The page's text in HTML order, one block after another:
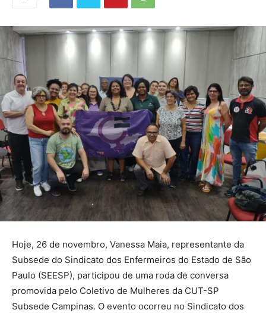
Hoje, 26 de novembro, Vanessa Maia, representante da
Subsede do Sindicato dos Enfermeiros do Estado de São
Paulo (SEESP), participou de uma roda de conversa
promovida pelo Coletivo de Mulheres da CUT-SP
Subsede Campinas. O evento ocorreu no Sindicato dos